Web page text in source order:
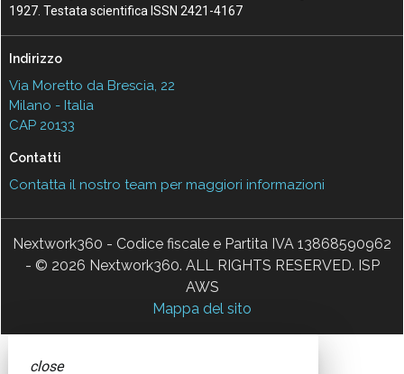
1927. Testata scientifica ISSN 2421-4167
Indirizzo
Via Moretto da Brescia, 22
Milano - Italia
CAP 20133
Contatti
Contatta il nostro team per maggiori informazioni
Nextwork360 - Codice fiscale e Partita IVA 13868590962
- © 2026 Nextwork360. ALL RIGHTS RESERVED. ISP
AWS
Mappa del sito
close